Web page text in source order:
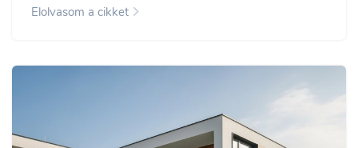
Elolvasom a cikket